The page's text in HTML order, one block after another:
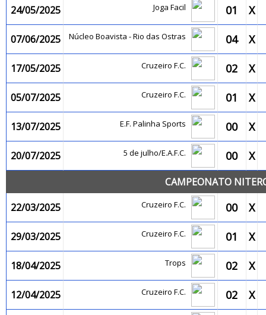
24/05/2025 Joga Facil 01 X
07/06/2025 Núcleo Boavista - Rio das Ostras 04 X
17/05/2025 Cruzeiro F.C. 02 X
05/07/2025 Cruzeiro F.C. 01 X
13/07/2025 E.F. Palinha Sports 00 X
20/07/2025 5 de julho/E.A.F.C. 00 X
CAMPEONATO
22/03/2025
Cruzeiro F.C. 00 X
29/03/2025 Cruzeiro F.C. 01 X
18/04/2025 Trops 02 X
12/04/2025 Cruzeiro F.C. 02 X